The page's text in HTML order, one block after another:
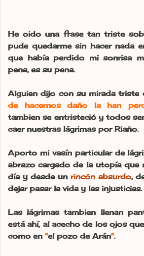
He oido una frase tan triste
pude quedarme sin hacer nada
que había perdido mi sonrisa
pena, es su pena.
Alguien dijo con su mirada triste
de hacernos daño la han
tambien se entristeció y todos
caer nuestras lágrimas por Riaño.
Aporto mi vasín particular de
abrazo cargado de la utopía que
día y desde un rincón absurdo,
dejar pasar la vida y las injusticias.
Las lágrimas tambien llenan
está ahí, al acecho de los ojos
como en "el pozo de Arán".